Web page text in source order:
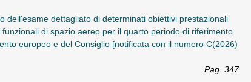
dell'esame dettagliato di determinati obiettivi prestazionali
di spazio aereo per il quarto periodo di riferimento
europeo e del Consiglio [notificata con il numero C(2026)
Pag. 347